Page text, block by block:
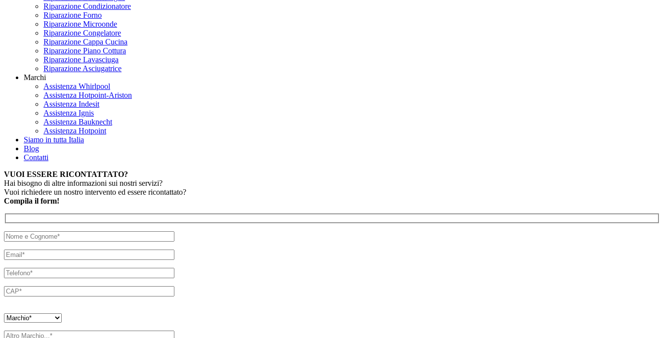
Riparazione Condizionatore
Riparazione Forno
Riparazione Microonde
Riparazione Congelatore
Riparazione Cappa Cucina
Riparazione Piano Cottura
Riparazione Lavasciuga
Riparazione Asciugatrice
Marchi
Assistenza Whirlpool
Assistenza Hotpoint-Ariston
Assistenza Indesit
Assistenza Ignis
Assistenza Bauknecht
Assistenza Hotpoint
Siamo in tutta Italia
Blog
Contatti
VUOI ESSERE RICONTATTATO?
Hai bisogno di altre informazioni sui nostri servizi?
Vuoi richiedere un nostro intervento ed essere ricontattato?
Compila il form!